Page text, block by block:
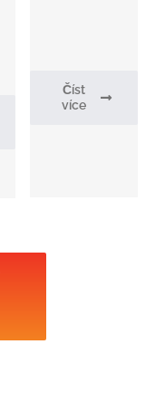
Číst
více